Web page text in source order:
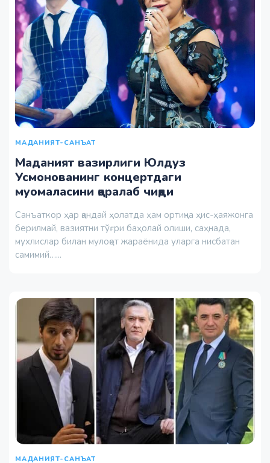
МАДАНИЯТ-САНЪАТ
Маданият вазирлиги Юлдуз
Усмонованинг концертдаги
муомаласини қоралаб чиқди
Санъаткор ҳар қандай ҳолатда ҳам ортиқча ҳис-ҳаяжонга
берилмай, вазиятни тўғри баҳолай олиши, саҳнада,
мухлислар билан мулоқот жараёнида уларга нисбатан
самимий…...
МАДАНИЯТ-САНЪАТ